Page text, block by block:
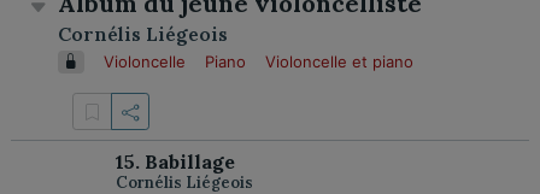
Cornélis Liégeois
Violoncelle Piano Violoncelle et piano
15. Babillage
Cornélis Liégeois